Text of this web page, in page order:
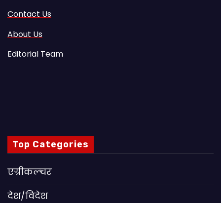
Contact Us
About Us
Editorial Team
Top Categories
एग्रीकल्चर
देश/विदेश